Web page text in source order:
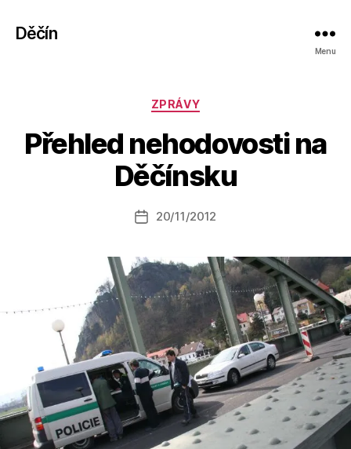
Děčín
Menu
Rubriky
ZPRÁVY
Přehled nehodovosti na
Děčínsku
Autor
příspěvku
A
u
t
o
a
s
o
Datum
20/11/2012